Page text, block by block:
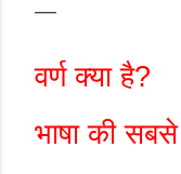
वर्ण क्या है?
भाषा की